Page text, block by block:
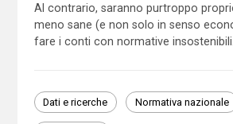
Al contrario, saranno purtroppo
meno sane (e non solo in senso
fare i conti con normative insostenibili.
Dati e ricerche Normativa nazionale